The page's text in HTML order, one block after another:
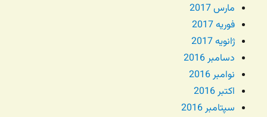
مارس 2017
فوریه 2017
ژانویه 2017
دسامبر 2016
نوامبر 2016
اکتبر 2016
سپتامبر 2016